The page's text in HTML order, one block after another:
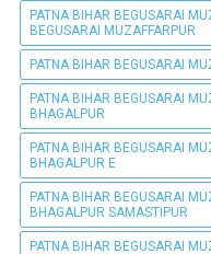
PATNA BIHAR BEGUSARAI
BEGUSARAI MUZAFFARPUR
PATNA BIHAR BEGUSARAI
PATNA BIHAR BEGUSARAI
BHAGALPUR
PATNA BIHAR BEGUSARAI
BHAGALPUR E
PATNA BIHAR BEGUSARAI
BHAGALPUR SAMASTIPUR
PATNA BIHAR BEGUSARAI